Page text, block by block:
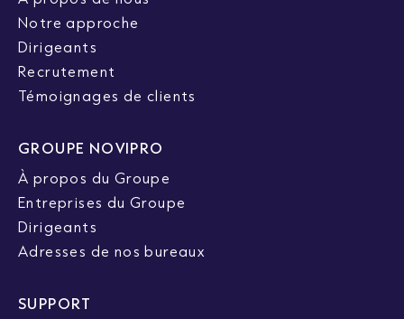
Notre approche
Dirigeants
Recrutement
Témoignages de clients
GROUPE NOVIPRO
À propos du Groupe
Entreprises du Groupe
Dirigeants
Adresses de nos bureaux
SUPPORT